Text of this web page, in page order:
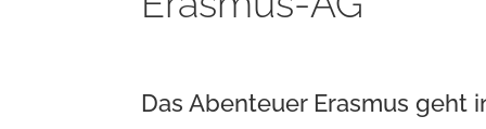
Das Abenteuer Erasmus geht